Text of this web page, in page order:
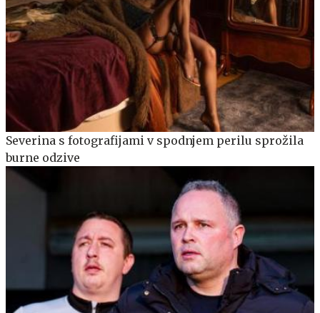
Severina s fotografijami v spodnjem perilu sprožila
burne odzive